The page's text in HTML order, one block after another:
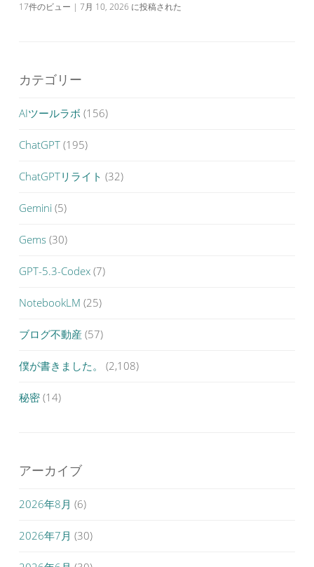
17件のビュー | 7月 10, 2026 に投稿された
カテゴリー
AIツールラボ (156)
ChatGPT (195)
ChatGPTリライト (32)
Gemini (5)
Gems (30)
GPT-5.3-Codex (7)
NotebookLM (25)
ブログ不動産 (57)
僕が書きました。 (2,108)
秘密 (14)
アーカイブ
2026年8月 (6)
2026年7月 (30)